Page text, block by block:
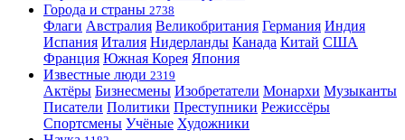
Города и страны 2738
Флаги Австралия Великобритания Германия Индия
Испания Италия Нидерланды Канада Китай США
Франция Южная Корея Япония
Известные люди 2319
Актёры Бизнесмены Изобретатели Монархи Музыканты
Писатели Политики Преступники Режиссёры
Спортсмены Учёные Художники